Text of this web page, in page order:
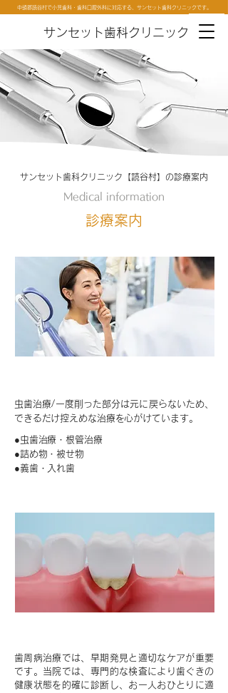
中頭郡読谷村で小児歯科・歯科口腔外科に対応する、サンセット歯科クリニックです。
サンセット歯科クリニック
サンセット歯科クリニック【読谷村】の診療案内
Medical information
診療案内
虫歯治療/一度削った部分は元に戻らないため、
できるだけ控えめな治療を心がけています。
●虫歯治療・根管治療
●詰め物・被せ物
●義歯・入れ歯
歯周病治療では、早期発見と適切なケアが重要
です。当院では、専門的な検査により歯ぐきの
健康状態を的確に診断し、お一人おひとりに適